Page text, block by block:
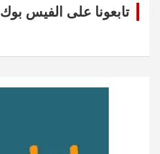
تابعونا على الفيس بوك